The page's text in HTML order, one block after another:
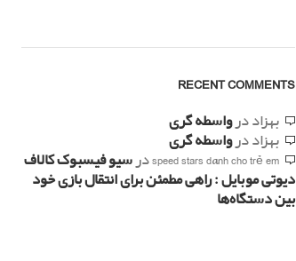
RECENT COMMENTS
بهزاددرواسطه گری
بهزاددرواسطه گری
speed stars dành cho trẻ emدرسیو فیسبوک کالاف
دیوتی موبایل : راهی مطمئن برای انتقال بازی خود
بین دستگاه‌ها